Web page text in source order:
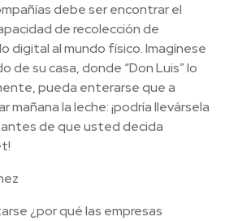
debe ser encontrar el
de recolección de
digital al mundo físico.Imagínese
de su casa, donde “Don Luis” lo
pueda enterarse que a
mañana la leche: ¡podría llevársela
de que usted decida
¿por qué las empresas